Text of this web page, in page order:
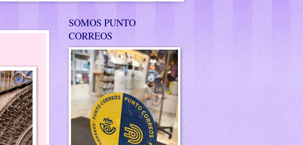
SOMOS PUNTO
CORREOS